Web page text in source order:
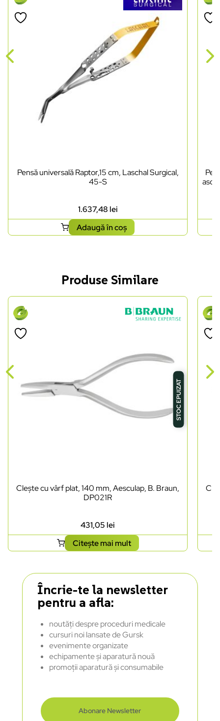
Pensă universală Raptor,15 cm, Laschal Surgical,
45-S
1.637,48 lei
Adaugă în coș
Produse Similare
STOC EPUIZAT
Clește cu vârf plat, 140 mm, Aesculap, B. Braun,
DP021R
431,05 lei
Citește mai mult
Încrie-te la newsletter
pentru a afla:
noutăți despre proceduri medicale
cursuri noi lansate de Gursk
evenimente organizate
echipamente și aparatură nouă
promoții aparatură și consumabile
Abonare Newsletter